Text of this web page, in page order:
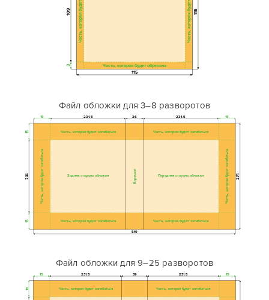
115
115
109
3 Часть, которая будет обрезана
Файл обложки для 3–8 разворотов
519
274
15
244
15
Часть, которая будет загибаться Часть, которая будет загибаться
15 15
231.5 26
Корешок
Часть, которая будет загибаться
Часть, которая будет загибаться
Задняя сторона обложки
231.5
Часть, которая будет загибаться
Часть, которая будет загибаться
Передняя сторона обложки
Файл обложки для 9–25 разворотов
15
15 15
231.5 39
Часть, которая будет загибаться
231.5
Часть, которая будет загибаться